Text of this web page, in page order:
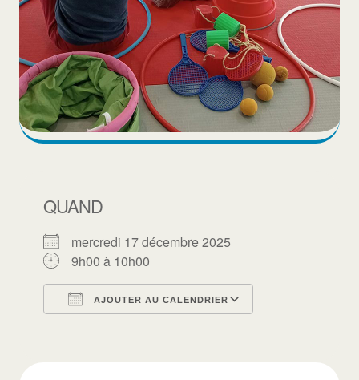
QUAND
mercredi 17 décembre 2025
9h00 à 10h00
AJOUTER AU CALENDRIER